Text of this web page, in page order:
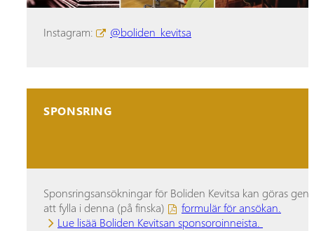
Instagram: @boliden_kevitsa
SPONSRING
Sponsringsansökningar för Boliden Kevitsa kan göras
att fylla i denna (på finska)
formulär för ansökan.
Lue lisää Boliden Kevitsan sponsoroinneista.